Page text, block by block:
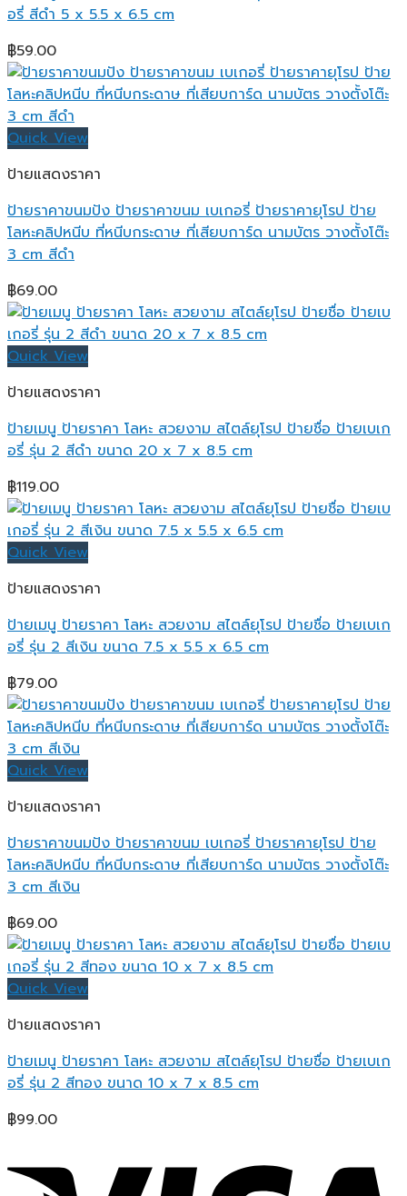
อรี่ สีดำ 5 x 5.5 x 6.5 cm
฿59.00
Quick View
ป้ายแสดงราคา
ป้ายราคาขนมปัง ป้ายราคาขนม เบเกอรี่ ป้ายราคายุโรป ป้าย
โลหะคลิปหนีบ ที่หนีบกระดาษ ที่เสียบการ์ด นามบัตร วางตั้งโต๊ะ
3 cm สีดำ
฿69.00
Quick View
ป้ายแสดงราคา
ป้ายเมนู ป้ายราคา โลหะ สวยงาม สไตล์ยุโรป ป้ายชื่อ ป้ายเบเก
อรี่ รุ่น 2 สีดำ ขนาด 20 x 7 x 8.5 cm
฿119.00
Quick View
ป้ายแสดงราคา
ป้ายเมนู ป้ายราคา โลหะ สวยงาม สไตล์ยุโรป ป้ายชื่อ ป้ายเบเก
อรี่ รุ่น 2 สีเงิน ขนาด 7.5 x 5.5 x 6.5 cm
฿79.00
Quick View
ป้ายแสดงราคา
ป้ายราคาขนมปัง ป้ายราคาขนม เบเกอรี่ ป้ายราคายุโรป ป้าย
โลหะคลิปหนีบ ที่หนีบกระดาษ ที่เสียบการ์ด นามบัตร วางตั้งโต๊ะ
3 cm สีเงิน
฿69.00
Quick View
ป้ายแสดงราคา
ป้ายเมนู ป้ายราคา โลหะ สวยงาม สไตล์ยุโรป ป้ายชื่อ ป้ายเบเก
อรี่ รุ่น 2 สีทอง ขนาด 10 x 7 x 8.5 cm
฿99.00